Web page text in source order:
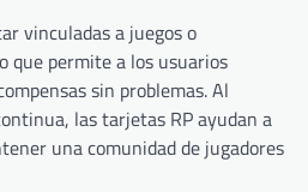
vinculadas a juegos o
que permite a los usuarios
sin problemas. Al
las tarjetas RP ayudan a
una comunidad de jugadores